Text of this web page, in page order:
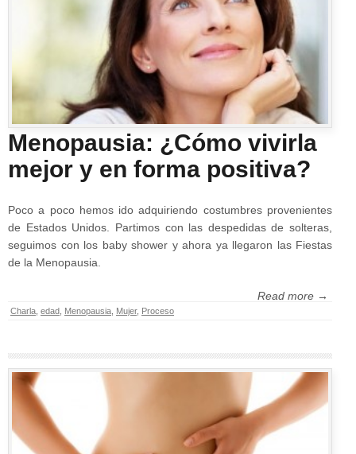
Menopausia: ¿Cómo vivirla
mejor y en forma positiva?
Poco a poco hemos ido adquiriendo costumbres provenientes
de Estados Unidos. Partimos con las despedidas de solteras,
seguimos con los baby shower y ahora ya llegaron las Fiestas
de la Menopausia.
Read more →
Charla edad Menopausia Mujer, Proceso